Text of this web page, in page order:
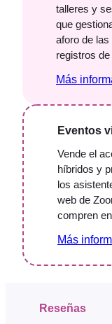
talleres y
que
aforo de
registros
Más
Eventos
Vende el
híbridos y
los
web de
compren
Más
Reseñas